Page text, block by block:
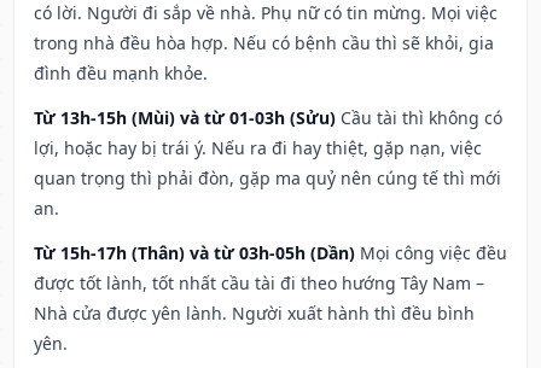
có lời. Người đi sắp về nhà. Phụ nữ có tin mừng. Mọi việc
trong nhà đều hòa hợp. Nếu có bệnh cầu thì sẽ khỏi, gia
đình đều mạnh khỏe.
Từ 13h-15h (Mùi) và từ 01-03h (Sửu) Cầu tài thì không có
lợi, hoặc hay bị trái ý. Nếu ra đi hay thiệt, gặp nạn, việc
quan trọng thì phải đòn, gặp ma quỷ nên cúng tế thì mới
an.
Từ 15h-17h (Thân) và từ 03h-05h (Dần) Mọi công việc đều
được tốt lành, tốt nhất cầu tài đi theo hướng Tây Nam –
Nhà cửa được yên lành. Người xuất hành thì đều bình
yên.